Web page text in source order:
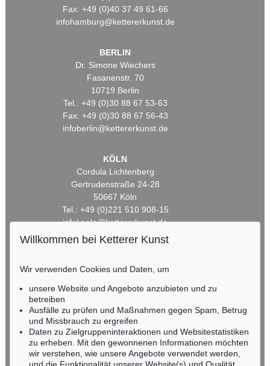
Fax: +49 (0)40 37 49 61-66
infohamburg@kettererkunst.de
BERLIN
Dr. Simone Wiechers
Fasanenstr. 70
10719 Berlin
Tel.: +49 (0)30 88 67 53-63
Fax: +49 (0)30 88 67 56-43
infoberlin@kettererkunst.de
KÖLN
Cordula Lichtenberg
Gertrudenstraße 24-28
50667 Köln
Tel.: +49 (0)221 510 908-15
infokoeln@kettererkunst.de
HESSEN
Miriam Heß
Tel.: +49 (0)62 21 58 80-038
Fax: +49 (0)62 21 58 80-595
infoheidelberg@kettererkunst.de
NORDDEUTSCHLAND
Willkommen bei Ketterer Kunst
Wir verwenden Cookies und Daten, um
unsere Website und Angebote anzubieten und zu
betreiben
Ausfälle zu prüfen und Maßnahmen gegen Spam, Betrug
und Missbrauch zu ergreifen
Daten zu Zielgruppeninteraktionen und Websitestatistiken
zu erheben. Mit den gewonnenen Informationen möchten
wir verstehen, wie unsere Angebote verwendet werden,